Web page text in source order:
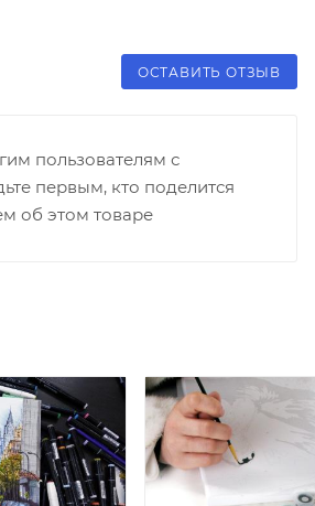
ОСТАВИТЬ ОТЗЫВ
пользователям с
первым, кто поделится
об этом товаре